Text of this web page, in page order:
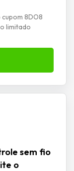
8DO8
limitado
sem fio
o